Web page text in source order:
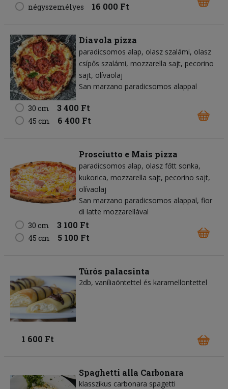
négyszemélyes 16 000 Ft
Diavola pizza
paradicsomos alap olasz szalámi olasz
csípős szalámi mozzarella sajt pecorino
sajt olívaolaj
San marzano paradicsomos alappal
30 cm 3 400 Ft
45 cm 6 400 Ft
Prosciutto e Mais pizza
paradicsomos alap olasz főtt sonka
kukorica mozzarella sajt pecorino sajt
olívaolaj
San marzano paradicsomos alappal, fior
di latte mozzarellával
30 cm
3 100 Ft
45 cm 5 100 Ft
Túrós palacsinta
2db, vaníliaöntettel és karamellöntettel
1 600 Ft
Spaghetti alla Carbonara
klasszikus carbonara spagetti